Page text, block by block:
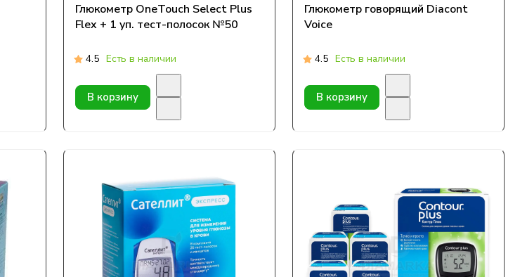
Глюкометр OneTouch Select Plus
Flex + 1 уп. тест-полосок №50
4.5 Есть в наличии
В корзину
Глюкометр говорящий Diacont
Voice
4.5 Есть в наличии
В корзину